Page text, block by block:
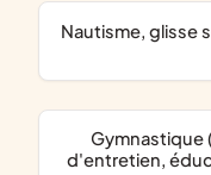
nautisme, glisse sur eau (ski nautique, surf, char à
Gymnastique (gymnastique, gymnastique
d'entretien,